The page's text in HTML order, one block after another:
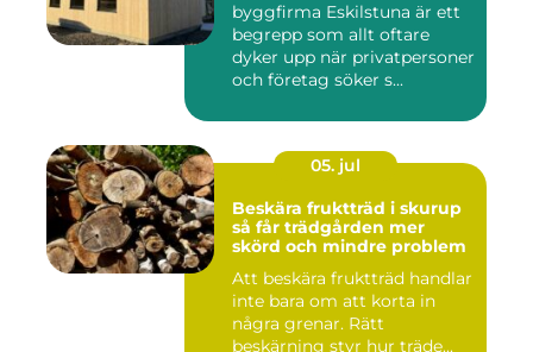
byggfirma Eskilstuna är ett
begrepp som allt oftare
dyker upp när privatpersoner
och företag söker s...
05. jul
Beskära fruktträd i skurup
så får trädgården mer
skörd och mindre problem
Att beskära fruktträd handlar
inte bara om att korta in
några grenar. Rätt
beskärning styr hur träde...